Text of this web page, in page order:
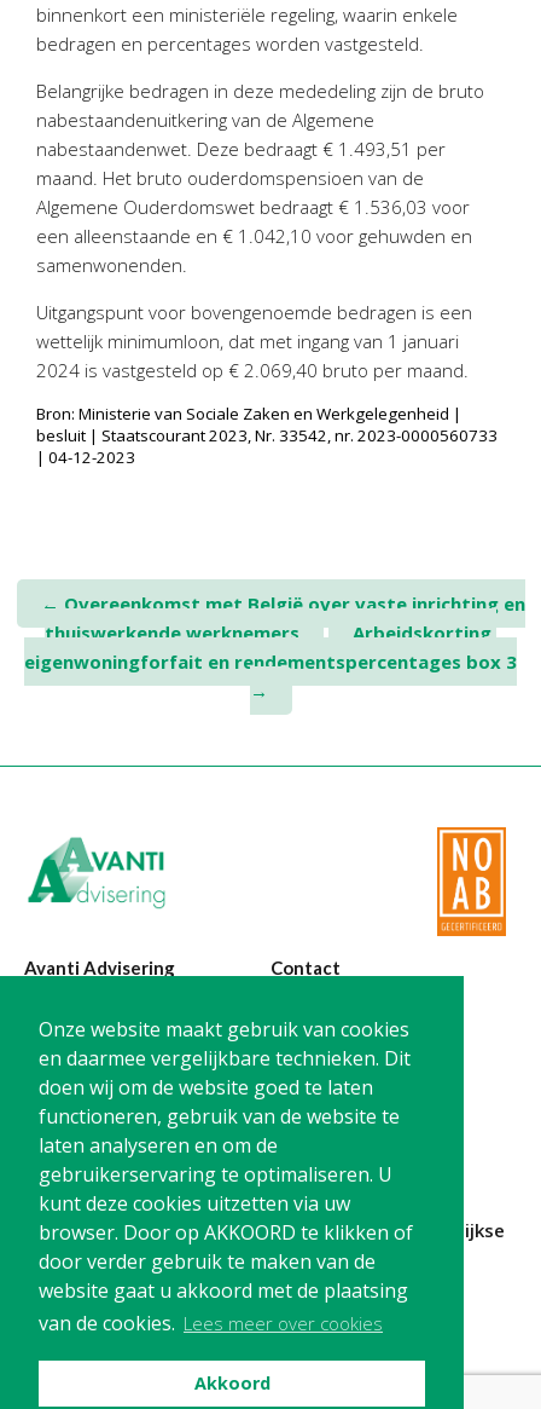
Onze website maakt gebruik van cookies
en daarmee vergelijkbare technieken. Dit
doen wij om de website goed te laten
functioneren, gebruik van de website te
laten analyseren en om de
gebruikerservaring te optimaliseren. U
kunt deze cookies uitzetten via uw
browser. Door op AKKOORD te klikken of
door verder gebruik te maken van de
website gaat u akkoord met de plaatsing
van de cookies. Lees meer over cookies
Akkoord
Nieuwsbrief
Handige links
Contact
AvantiOnline
Twinfield – Boekhouden
BaseCone – Facturen
Visionplanner – Rapportage
Klantenportaal – Online dossiers
binnenkort een ministeriële regeling, waarin enkele
bedragen en percentages worden vastgesteld.
Belangrijke bedragen in deze mededeling zijn de bruto
nabestaandenuitkering van de Algemene
nabestaandenwet. Deze bedraagt € 1.493,51 per
maand. Het bruto ouderdomspensioen van de
Algemene Ouderdomswet bedraagt € 1.536,03 voor
een alleenstaande en € 1.042,10 voor gehuwden en
samenwonenden.
Uitgangspunt voor bovengenoemde bedragen is een
wettelijk minimumloon, dat met ingang van 1 januari
2024 is vastgesteld op € 2.069,40 bruto per maand.
Bron: Ministerie van Sociale Zaken en Werkgelegenheid |
besluit | Staatscourant 2023, Nr. 33542, nr. 2023-0000560733
| 04-12-2023
Post
navigation
← Overeenkomst met België over vaste inrichting en
thuiswerkende werknemers
Arbeidskorting,
eigenwoningforfait en rendementspercentages box 3
→
Avanti Advisering
Poelstraat 4
1441 RR Purmerend
Contact
T: 0299-420870
@:
info@avanti-
advisering.nl
BTW: NL861212733B01
Blijf op de hoogte en schrijf je in voor onze maandelijkse
nieuwsbrief
Schrijf me in!